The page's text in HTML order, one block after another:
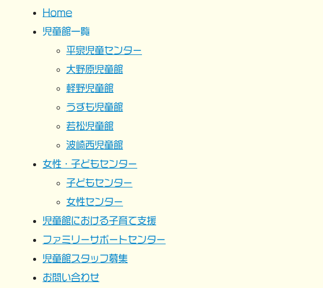
Home
児童館一覧
平泉児童センター
大野原児童館
軽野児童館
うずも児童館
若松児童館
波崎西児童館
女性・子どもセンター
子どもセンター
女性センター
児童館における子育て支援
ファミリーサポートセンター
児童館スタッフ募集
お問い合わせ